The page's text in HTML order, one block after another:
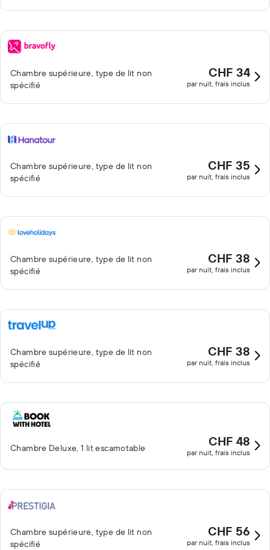
Chambre supérieure, type de lit non
spécifié
CHF 34
par nuit, frais inclus
Chambre supérieure, type de lit non
spécifié
CHF 35
par nuit, frais inclus
Chambre supérieure, type de lit non
spécifié
CHF 38
par nuit, frais inclus
Chambre supérieure, type de lit non
spécifié
CHF 38
par nuit, frais inclus
Chambre Deluxe, 1 lit escamotable CHF 48
par nuit, frais inclus
Chambre supérieure, type de lit non
spécifié
CHF 56
par nuit, frais inclus